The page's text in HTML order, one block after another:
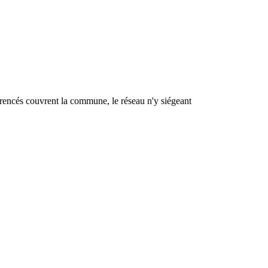
couvrent la commune, le réseau n'y siégeant